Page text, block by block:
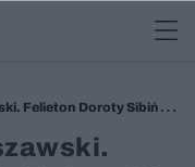
Felieton Doroty Sibińskiej